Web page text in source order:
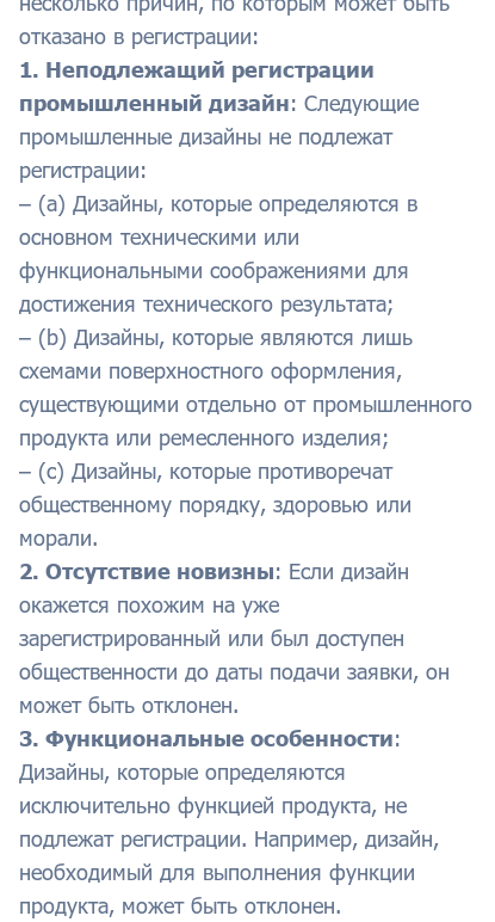
отказано в регистрации:
1. Неподлежащий регистрации
промышленный дизайн: Следующие
промышленные дизайны не подлежат
регистрации:
– (a) Дизайны, которые определяются в
основном техническими или
функциональными соображениями для
достижения технического результата;
– (b) Дизайны, которые являются лишь
схемами поверхностного оформления,
существующими отдельно от промышленного
продукта или ремесленного изделия;
– (c) Дизайны, которые противоречат
общественному порядку, здоровью или
морали.
2. Отсутствие новизны: Если дизайн
окажется похожим на уже
зарегистрированный или был доступен
общественности до даты подачи заявки, он
может быть отклонен.
3. Функциональные особенности:
Дизайны, которые определяются
исключительно функцией продукта, не
подлежат регистрации. Например, дизайн,
необходимый для выполнения функции
продукта, может быть отклонен.